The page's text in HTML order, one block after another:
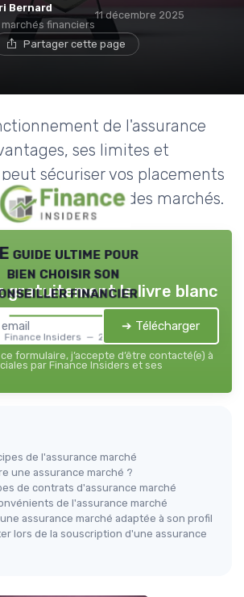
Bernard
financiers
11 décembre 2025
Partager cette page
de l'assurance
ses limites et
sécuriser vos placements
fluctuations des marchés.
guide ultime pour
bien choisir son
financier
Finance Insiders — 2026
gratuitement le livre blanc
➔ Télécharger
formulaire, j’accepte d’être contacté(e) à
par Finance Insiders et ses
de l'assurance marché
une assurance marché ?
de contrats d'assurance marché
de l'assurance marché
assurance marché adaptée à son profil
lors de la souscription d'une assurance